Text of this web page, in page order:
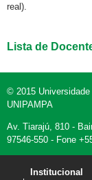
real).
Lista de
© 2015
UNIPAMPA
Av. Tiarajú, 810 -
97546-550 - Fone
Institucional